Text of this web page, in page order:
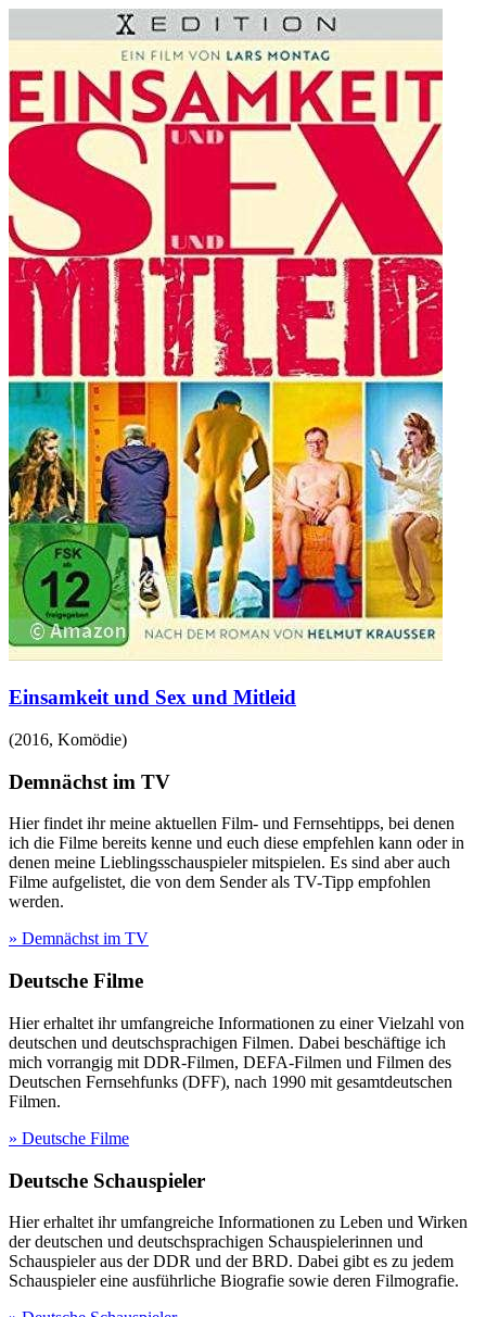
Einsamkeit und Sex und Mitleid
(2016, Komödie)
Demnächst im TV
Hier findet ihr meine aktuellen Film- und Fernsehtipps, bei denen
ich die Filme bereits kenne und euch diese empfehlen kann oder in
denen meine Lieblingsschauspieler mitspielen. Es sind aber auch
Filme aufgelistet, die von dem Sender als TV-Tipp empfohlen
werden.
» Demnächst im TV
Deutsche Filme
Hier erhaltet ihr umfangreiche Informationen zu einer Vielzahl von
deutschen und deutschsprachigen Filmen. Dabei beschäftige ich
mich vorrangig mit DDR-Filmen, DEFA-Filmen und Filmen des
Deutschen Fernsehfunks (DFF), nach 1990 mit gesamtdeutschen
Filmen.
» Deutsche Filme
Deutsche Schauspieler
Hier erhaltet ihr umfangreiche Informationen zu Leben und Wirken
der deutschen und deutschsprachigen Schauspielerinnen und
Schauspieler aus der DDR und der BRD. Dabei gibt es zu jedem
Schauspieler eine ausführliche Biografie sowie deren Filmografie.